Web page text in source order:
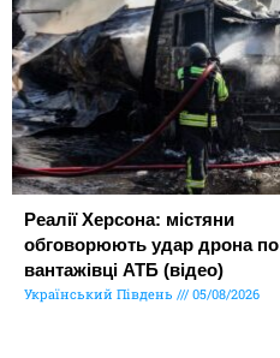
Реалії Херсона: містяни
обговорюють удар дрона по
вантажівці АТБ (відео)
Український Південь 05/08/2026